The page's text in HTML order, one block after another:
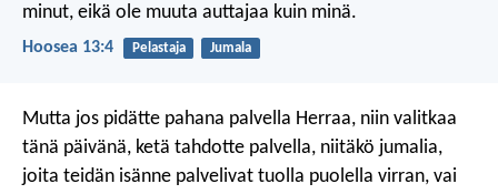
minut, eikä ole muuta auttajaa kuin minä.
Hoosea 13:4 Pelastaja Jumala
Mutta jos pidätte pahana palvella Herraa, niin valitkaa
tänä päivänä, ketä tahdotte palvella, niitäkö jumalia,
joita teidän isänne palvelivat tuolla puolella virran, vai